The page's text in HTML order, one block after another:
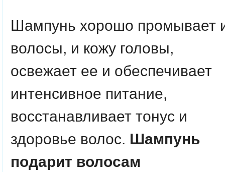
Шампунь хорошо промывает
волосы, и кожу головы,
освежает ее и обеспечивает
интенсивное питание,
восстанавливает тонус и
здоровье волос. Шампунь
подарит волосам